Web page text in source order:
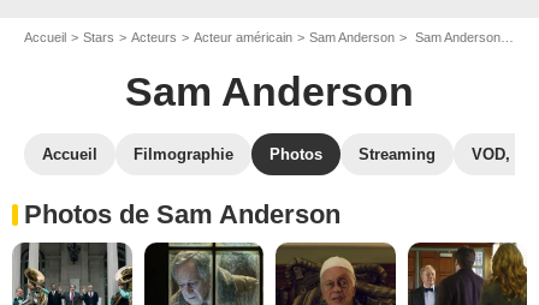
Accueil Stars Acteurs Acteur américain Sam Anderson Sam Anderson : Photos de ses films et séries
Sam Anderson
Accueil Filmographie Photos Streaming VOD,
Photos de Sam Anderson